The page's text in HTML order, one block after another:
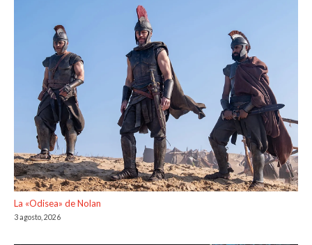
La «Odisea» de Nolan
3 agosto, 2026